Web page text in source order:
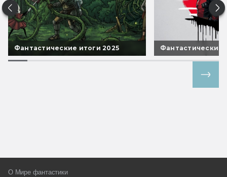
Фантастические итоги 2025 Фантастические
О Мире фантастики